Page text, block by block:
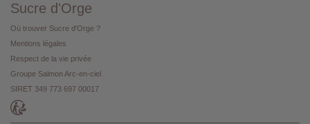
Sucre d'Orge
Où trouver Sucre d'Orge ?
Mentions légales
Respect de la vie privée
Groupe Salmon Arc-en-ciel
SIRET 349 773 697 00017